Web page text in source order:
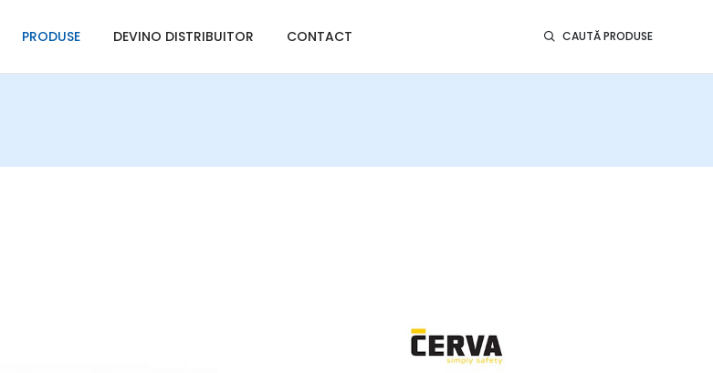
PRODUSE DEVINO DISTRIBUITOR CONTACT CAUTĂ PRODUSE